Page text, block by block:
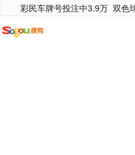
彩民车牌号投注中3.9万 双色